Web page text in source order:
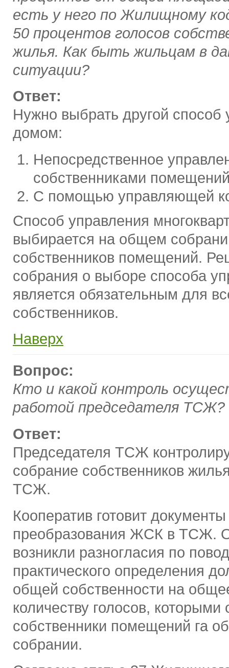
есть у него по Жилищному
50 процентов голосов
жилья. Как быть жильцам в
ситуации?
Ответ:
Нужно выбрать другой способ
домом:
Непосредственное
собственниками
С помощью управляющей
Способ управления
выбирается на общем
собственников помещений.
собрания о выборе способа
является обязательным для
собственников.
Наверх
Вопрос:
Кто и какой контроль
работой председателя ТСЖ?
Ответ:
Председателя ТСЖ
собрание собственников
ТСЖ.
Кооператив готовит
преобразования ЖСК в ТСЖ.
возникли разногласия по
практического определения
общей собственности на
количеству голосов,
собственники помещений га
собрании.